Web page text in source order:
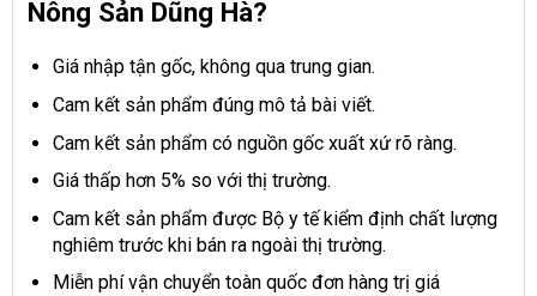
Nông Sản Dũng Hà?
Giá nhập tận gốc, không qua trung gian.
Cam kết sản phẩm đúng mô tả bài viết.
Cam kết sản phẩm có nguồn gốc xuất xứ rõ ràng.
Giá thấp hơn 5% so với thị trường.
Cam kết sản phẩm được Bộ y tế kiểm định chất lượng
nghiêm trước khi bán ra ngoài thị trường.
Miễn phí vận chuyển toàn quốc đơn hàng trị giá